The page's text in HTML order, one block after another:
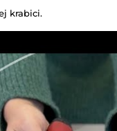
krabici.